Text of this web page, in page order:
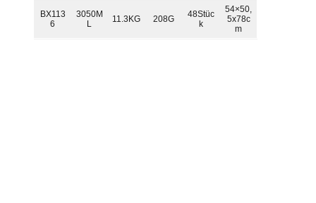
BX113
6
3050M
L
11.3KG 208G
48Stüc
k
54×50,
5x78c
m